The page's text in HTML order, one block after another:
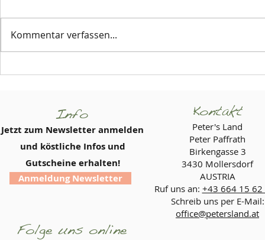
Kommentar verfassen...
Info
Jetzt zum Newsletter anmelden
und köstliche Infos und
Gutscheine erhalten!
Anmeldung Newsletter
Folge uns online
Kontakt
Peter's Land
Peter Paffrath
Birkengasse 3
3430 Mollersdorf
AUSTRIA
Ruf uns an: +43 664 15 62
Schreib uns per E-Mail:
office@petersland.at